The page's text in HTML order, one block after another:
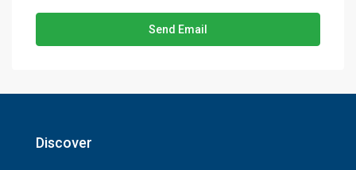
Send Email
Discover